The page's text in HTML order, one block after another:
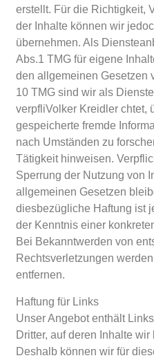
erstellt. Für die Richtigkeit,
der Inhalte können wir
übernehmen. Als
Abs.1 TMG für eigene
den allgemeinen Gesetzen
10 TMG sind wir als
verpfliVolker Kreidler chtet,
gespeicherte fremde
nach Umständen zu
Tätigkeit hinweisen.
Sperrung der Nutzung von
allgemeinen Gesetzen
diesbezügliche Haftung ist
der Kenntnis einer
Bei Bekanntwerden von
Rechtsverletzungen
entfernen.
Haftung für Links
Unser Angebot enthält
Dritter, auf deren Inhalte
Deshalb können wir für